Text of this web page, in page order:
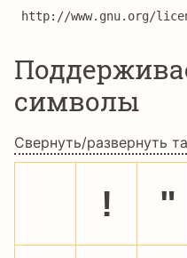
http://www.gnu.org/
символы
Свернуть/развернуть
! "